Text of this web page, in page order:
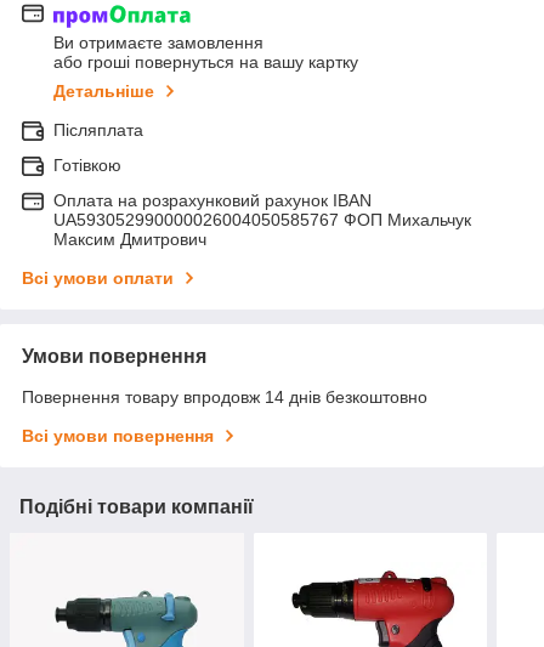
Ви отримаєте замовлення
або гроші повернуться на вашу картку
Детальніше
Післяплата
Готівкою
Оплата на розрахунковий рахунок IBAN
UA593052990000026004050585767 ФОП Михальчук
Максим Дмитрович
Всі умови оплати
Умови повернення
Повернення товару впродовж 14 днів безкоштовно
Всі умови повернення
Подібні товари компанії